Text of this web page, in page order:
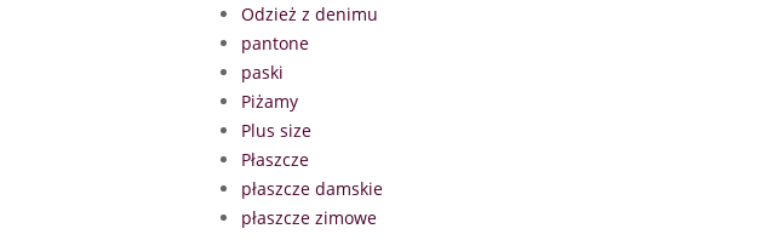
Odzież z denimu
pantone
paski
Piżamy
Plus size
Płaszcze
płaszcze damskie
płaszcze zimowe